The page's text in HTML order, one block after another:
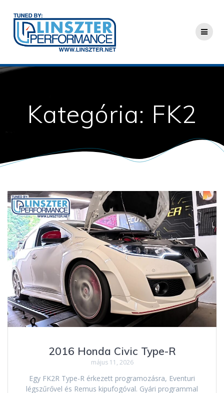
content
Kategória: FK2
2016 Honda Civic Type-R
május 11, 2026
Egy FK2R Type-R érkezett programozásra, Eventuri
légszűrővel és Remus kipufogóval. Gyári programmal